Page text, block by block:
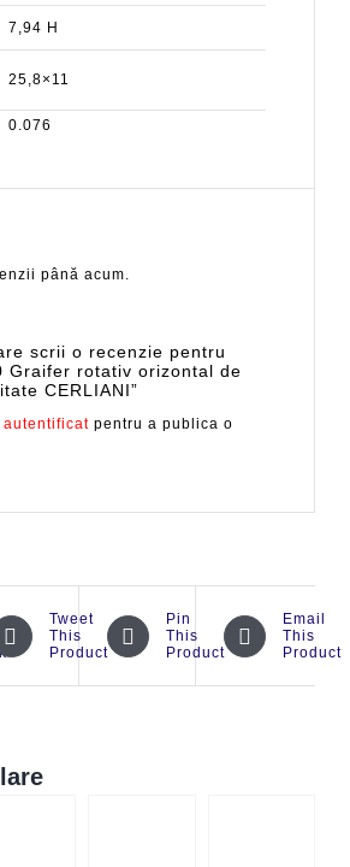
7,94 H
25,8×11
0.076
până acum.
scrii o recenzie pentru
Graifer rotativ orizontal de
CERLIANI”
autentificat pentru a publica o
Tweet
This
Product
Pin
This
Product
Email
This
Product